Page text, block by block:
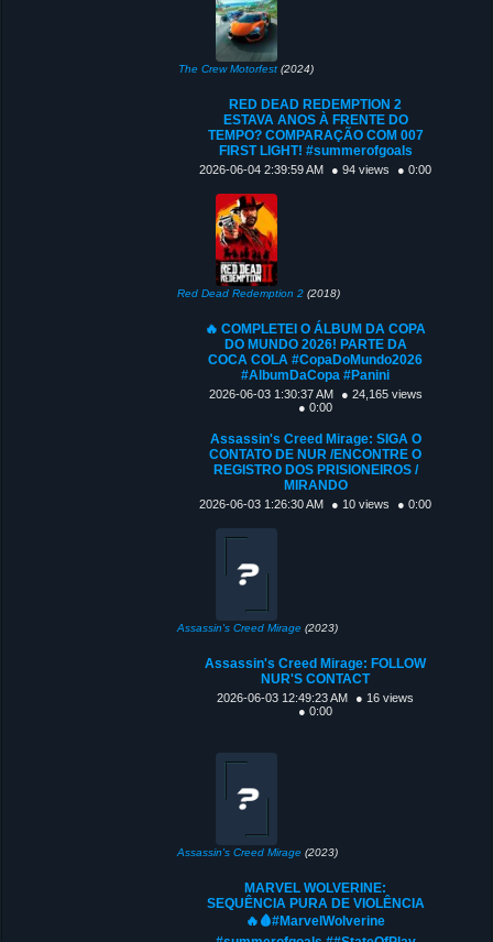
The Crew Motorfest (2024)
RED DEAD REDEMPTION 2
ESTAVA ANOS À FRENTE DO
TEMPO? COMPARAÇÃO COM 007
FIRST LIGHT! #summerofgoals
2026-06-04 2:39:59 AM ● 94 views ● 0:00
Red Dead Redemption 2 (2018)
🔥 COMPLETEI O ÁLBUM DA COPA
DO MUNDO 2026! PARTE DA
COCA COLA #CopaDoMundo2026
#AlbumDaCopa #Panini
2026-06-03 1:30:37 AM
● 24,165 views
● 0:00
Assassin's Creed Mirage: SIGA O
CONTATO DE NUR /ENCONTRE O
REGISTRO DOS PRISIONEIROS /
MIRANDO
2026-06-03 1:26:30 AM ● 10 views ● 0:00
Assassin's Creed Mirage (2023)
Assassin's Creed Mirage: FOLLOW
NUR'S CONTACT
2026-06-03 12:49:23 AM
● 16 views
● 0:00
Assassin's Creed Mirage (2023)
MARVEL WOLVERINE:
SEQUÊNCIA PURA DE VIOLÊNCIA
🔥🩸#MarvelWolverine